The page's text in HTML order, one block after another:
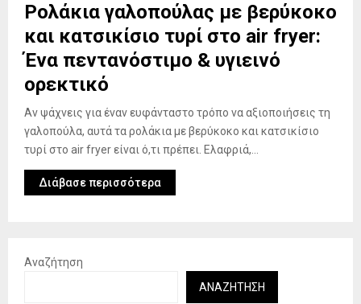
Ρολάκια γαλοπούλας με βερύκοκο
και κατσικίσιο τυρί στο air fryer:
Ένα πεντανόστιμο & υγιεινό
ορεκτικό
Αν ψάχνεις για έναν ευφάνταστο τρόπο να αξιοποιήσεις τη
γαλοπούλα, αυτά τα ρολάκια με βερύκοκο και κατσικίσιο
τυρί στο air fryer είναι ό,τι πρέπει. Ελαφριά,...
Διάβασε περισσότερα
Αναζήτηση
ΑΝΑΖΉΤΗΣΗ